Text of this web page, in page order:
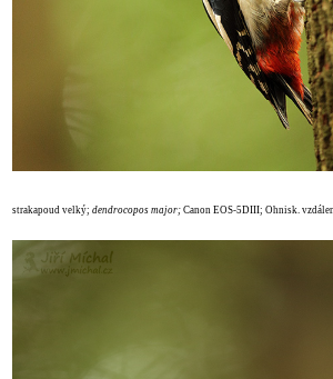
strakapoud velký; dendrocopos major; Canon EOS-5DIII; Ohnisk.